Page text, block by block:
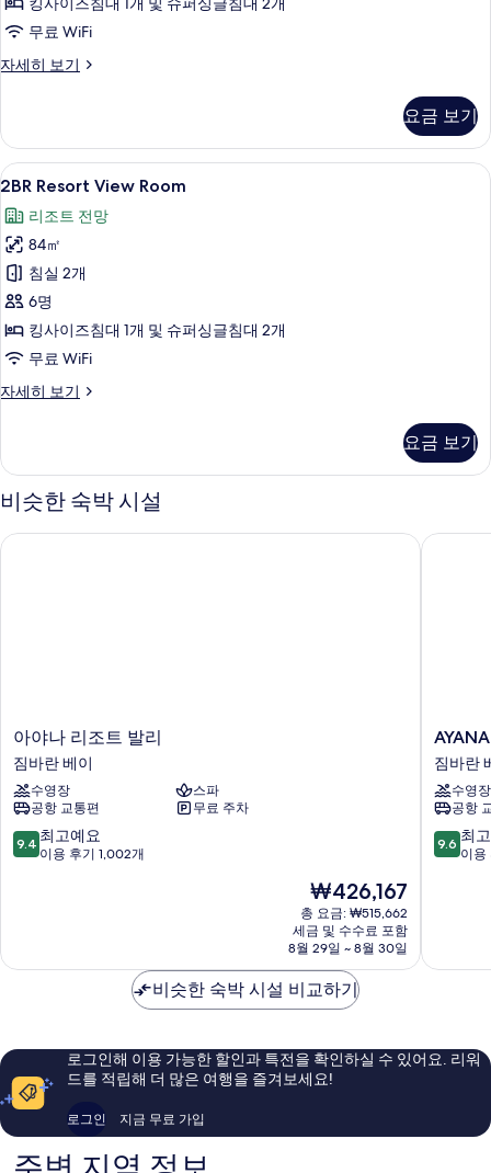
진
모
기
2BR
Resort
Room)
보
기
2
바
전
망
(Wana
2BR
Ocean
View
Room)
사
진
두
기
무료 WiFi
자세히 보기
스
룸,
침
실
개,
바
다
전
망
(Wana
2BR
Ocean
Room)
히
보
기
요금 보기
2BR
Resort
View
Room
사
진
모
두
보
6
2BR Resort View Room
리조트 전망
84㎡
침실 2개
6명
킹사이즈침대 1개 및 슈퍼싱글침대 2개
무료 WiFi
자세히 보기
2BR
자
히
기
요금 보기
비슷한 숙박 시설
아
야
나
리
조
트
발
이
아야나 리조트 발리
짐바란 베이
수영장
스파
공항 교통편
무료 주차
10
점
최
이
후
기
9.4 최고예요
이용 후기 1,002개
현
재
요
금
₩426,167
₩426,167
총 요금: ₩515,662
세금 및 수수료 포함
8월 29일 ~ 8월 30일
아야나 리조트 발리
AYANA
세
가
라
발
리
짐
짐바란
수영장
공항
10
점
최
이
용
9.6 최
이용
AYANA
비슷한 숙박 시설 비교하기
로그인해 이용 가능한 할인과 특전을 확인하실 수 있어요. 리워
드를 적립해 더 많은 여행을 즐겨보세요!
로그인 지금 무료 가입